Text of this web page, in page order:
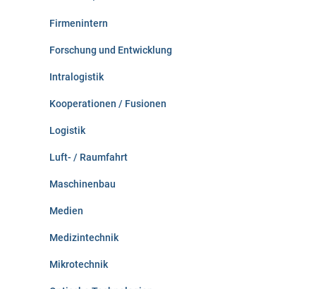
Firmenintern
Forschung und Entwicklung
Intralogistik
Kooperationen / Fusionen
Logistik
Luft- / Raumfahrt
Maschinenbau
Medien
Medizintechnik
Mikrotechnik